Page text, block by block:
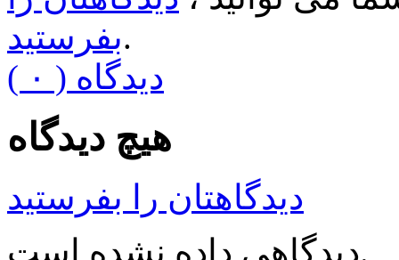
بفرستید.
( ۰ ) دیدگاه
هیچ دیدگاه
دیدگاهتان را بفرستید
دیدگاهی داده نشده است.